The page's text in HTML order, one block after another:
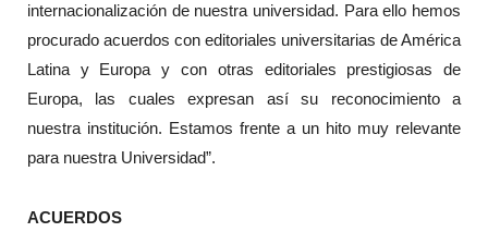
internacionalización de nuestra universidad. Para ello hemos
procurado acuerdos con editoriales universitarias de América
Latina y Europa y con otras editoriales prestigiosas de
Europa, las cuales expresan así su reconocimiento a
nuestra institución. Estamos frente a un hito muy relevante
para nuestra Universidad”.
ACUERDOS